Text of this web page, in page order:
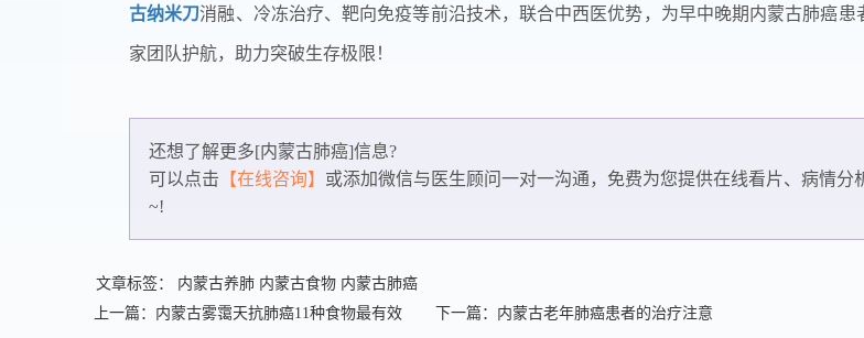
古纳米刀消融、冷冻治疗、靶向免疫等前沿技术，联合中西医优势，为早中晚期内蒙古肺癌患
家团队护航，助力突破生存极限！
还想了解更多[内蒙古肺癌]信息?
可以点击 【在线咨询】 或添加微信与医生顾问一对一沟通，免费为您提供在线看片、病情分
~!
文章标签： 内蒙古养肺 内蒙古食物 内蒙古肺癌
上一篇：内蒙古雾霭天抗肺癌11种食物最有效
下一篇：内蒙古老年肺癌患者的治疗注意